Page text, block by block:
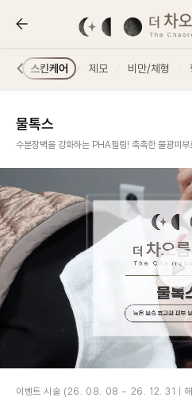
스킨케어 제모 비만/체형
물톡스
수분장벽을 강화하는 PHA필링! 촉촉한 물광피부
이벤트 시술 (26. 08. 08 ~ 26. 12. 31 | 해